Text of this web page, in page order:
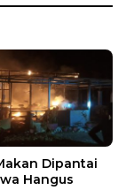
Dipantai
Hangus